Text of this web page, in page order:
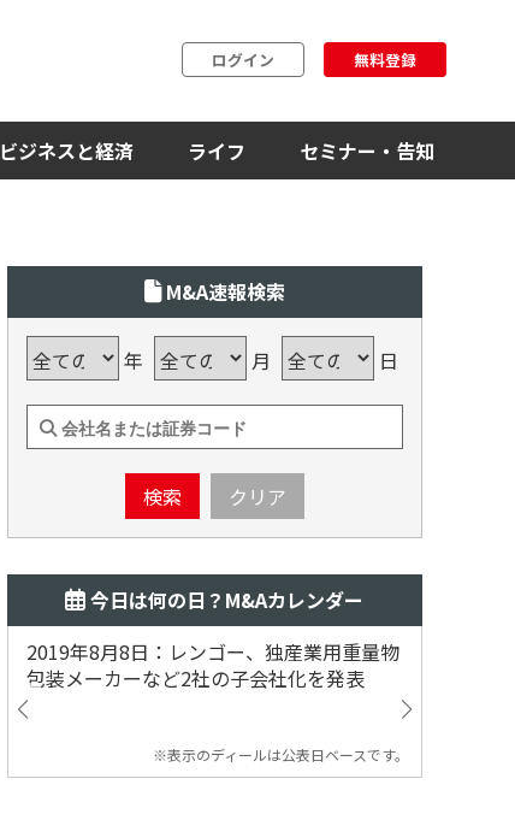
ログイン 無料登録
ビジネスと経済 ライフ セミナー・告知
M&A速報検索
年 月 日
検索 クリア
今日は何の日？M&Aカレンダー
2019年8月8日：レンゴー、独産業用重量物
包装メーカーなど2社の子会社化を発表
※表示のディールは公表日ベースです。